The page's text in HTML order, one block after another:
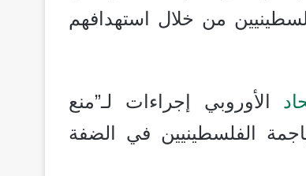
من خلال استهدافهم
الأوروبي إجراءات لـ”منع
الفلسطينيين في الضفة